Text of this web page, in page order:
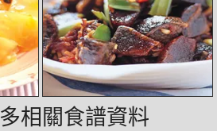
相關食譜資料